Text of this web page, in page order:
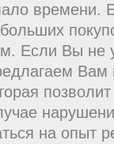
времени.
Если Вы не
Вам
на опыт